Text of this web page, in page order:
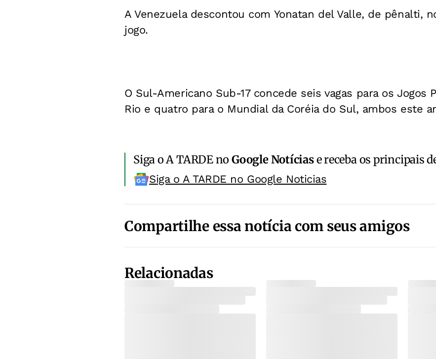
A Venezuela descontou com Yonatan del Valle, de pênalti,
jogo.
O Sul-Americano Sub-17 concede seis vagas para os Jogos
Rio e quatro para o Mundial da Coréia do Sul, ambos este
Siga o A TARDE noGoogle Notíciase receba os principais
Siga o A TARDE no Google Noticias
Compartilhe essa notícia com seus amigos
Relacionadas